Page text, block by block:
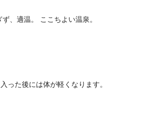
、適温。 ここちよい温泉。
った後には体が軽くなります。